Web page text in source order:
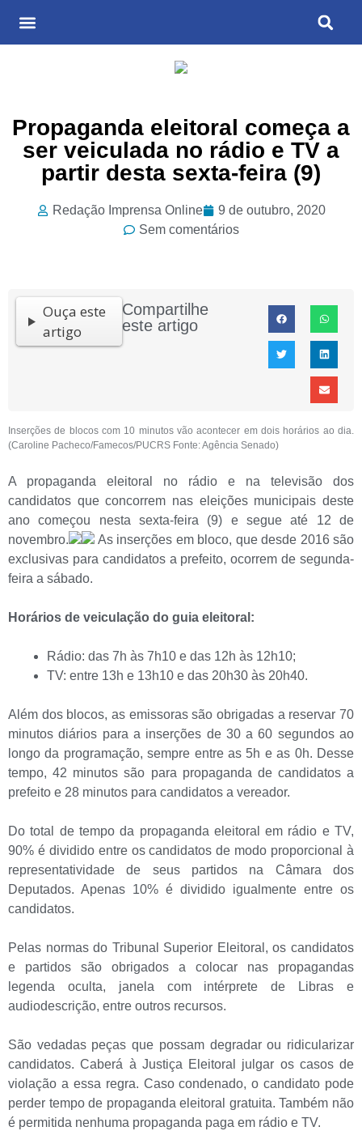
Propaganda eleitoral começa a
ser veiculada no rádio e TV a
partir desta sexta-feira (9)
Redação Imprensa Online
9 de outubro, 2020
Sem comentários
Ouça este
artigo
Compartilhe
este artigo
Inserções de blocos com 10 minutos vão acontecer em dois horários ao dia.
(Caroline Pacheco/Famecos/PUCRS Fonte: Agência Senado)
A propaganda eleitoral no rádio e na televisão dos
candidatos que concorrem nas eleições municipais deste
ano começou nesta sexta-feira (9) e segue até 12 de
novembro.
As inserções em bloco, que desde 2016 são
exclusivas para candidatos a prefeito, ocorrem de segunda-
feira a sábado.
Horários de veiculação do guia eleitoral:
Rádio: das 7h às 7h10 e das 12h às 12h10;
TV: entre 13h e 13h10 e das 20h30 às 20h40.
Além dos blocos, as emissoras são obrigadas a reservar 70
minutos diários para a inserções de 30 a 60 segundos ao
longo da programação, sempre entre as 5h e as 0h. Desse
tempo, 42 minutos são para propaganda de candidatos a
prefeito e 28 minutos para candidatos a vereador.
Do total de tempo da propaganda eleitoral em rádio e TV,
90% é dividido entre os candidatos de modo proporcional à
representatividade de seus partidos na Câmara dos
Deputados. Apenas 10% é dividido igualmente entre os
candidatos.
Pelas normas do Tribunal Superior Eleitoral, os candidatos
e partidos são obrigados a colocar nas propagandas
legenda oculta, janela com intérprete de Libras e
audiodescrição, entre outros recursos.
São vedadas peças que possam degradar ou ridicularizar
candidatos. Caberá à Justiça Eleitoral julgar os casos de
violação a essa regra. Caso condenado, o candidato pode
perder tempo de propaganda eleitoral gratuita. Também não
é permitida nenhuma propaganda paga em rádio e TV.